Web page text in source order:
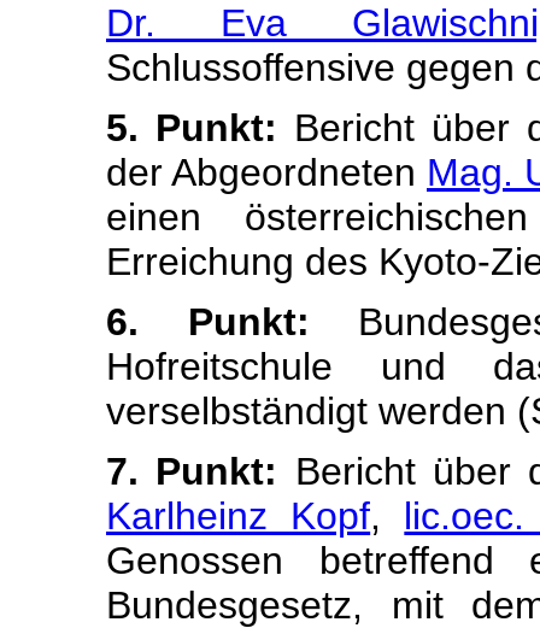
Dr. Eva
Schlussoffensive gegen
5. Punkt: Bericht über
der Abgeordneten Mag.
einen
Erreichung des Kyoto-
6. Punkt:
Hofreitschule und
verselbständigt werden
7. Punkt: Bericht über
Karlheinz Kopf,
Genossen
Bundesgesetz, mit